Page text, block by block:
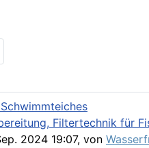
Filtertechnik für
2024 19:07, von